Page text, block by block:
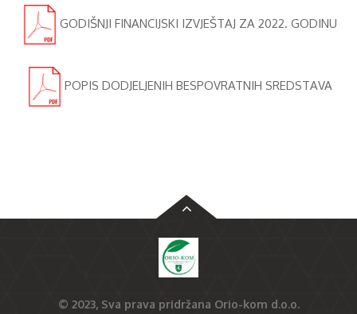
GODIŠNJI FINANCIJSKI IZVJEŠTAJ ZA 2022. GODINU
POPIS DODJELJENIH BESPOVRATNIH SREDSTAVA
© 2023, Sva prava pridržana Orio-kom d.o.o.